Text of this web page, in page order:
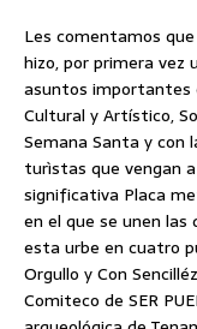
Les comentamos
hizo, por primera vez
asuntos importantes
Cultural y Artístico,
Semana Santa y
turìstas que vengan
significativa Placa
en el que se unen las
esta urbe en cuatro
Orgullo y Con
Comiteco de SER